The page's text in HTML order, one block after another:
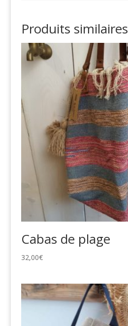
Produits similaires
Cabas de plage
32,00€